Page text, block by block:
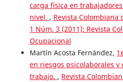
carga física en
nivel. , Revista Colombiana
1 Núm. 3 (2011): Revista
Ocupacional
Martín Acosta Fernández,
en riesgos psicolaborales y
trabajo. , Revista